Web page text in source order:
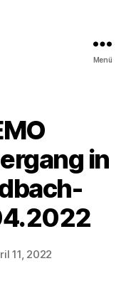
Menü
in
11, 2022